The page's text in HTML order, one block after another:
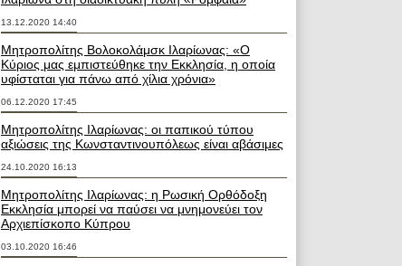
13.12.2020 14:40
Μητροπολίτης Βολοκολάμσκ Ιλαρίωνας: «Ο
Κύριος μας εμπιστεύθηκε την Εκκλησία, η οποία
υφίσταται για πάνω από χίλια χρόνια»
06.12.2020 17:45
Μητροπολίτης Ιλαρίωνας: οι παπικού τύπου
αξιώσεις της Κωνσταντινουπόλεως είναι αβάσιμες
24.10.2020 16:13
Μητροπολίτης Ιλαρίωνας: η Ρωσική Ορθόδοξη
Εκκλησία μπορεί να παύσει να μνημονεύει τον
Αρχιεπίσκοπο Κύπρου
03.10.2020 16:46